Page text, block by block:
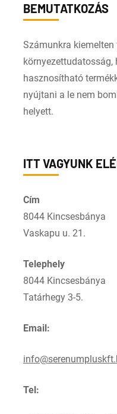
BEMUTATKOZÁS
Számunkra
környezettudatosság,
hasznosítható
nyújtani a le nem
helyett.
ITT VAGYUNK
Cím
8044 Kincsesbánya
Vaskapu u. 21.
Telephely
8044 Kincsesbánya
Tatárhegy 3-5.
Email:
Tel: